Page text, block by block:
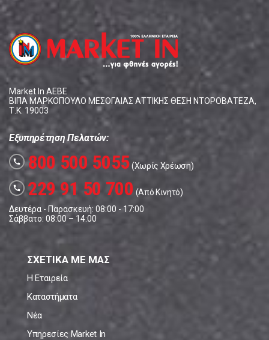
Market In ΑΕΒΕ
ΒΙΠΑ ΜΑΡΚΟΠΟΥΛΟ ΜΕΣΟΓΑΙΑΣ ΑΤΤΙΚΗΣ ΘΕΣΗ ΝΤΟΡΟΒΑΤΕΖΑ,
Τ.Κ. 19003
Εξυπηρέτηση Πελατών:
call 800 500 5055(Χωρίς Χρέωση)
call 229 91 50 700 (Από Κινητό)
Δευτέρα - Παρασκευή: 08:00 - 17:00
Σάββατο: 08:00 – 14:00
ΣΧΕΤΙΚΑ ΜΕ ΜΑΣ
Η Εταιρεία
Καταστήματα
Νέα
Υπηρεσίες Market In